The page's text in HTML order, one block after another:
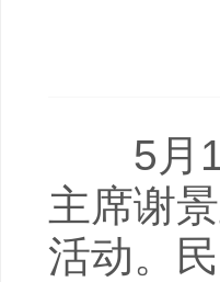
5月13-
主席谢
活动。